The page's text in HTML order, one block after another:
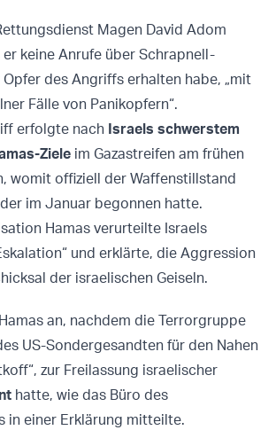
Magen David Adom
keine Anrufe über Schrapnell-
des Angriffs erhalten habe, „mit
Fälle von Panikopfern“.
erfolgte nach Israels schwerstem
Ziele im Gazastreifen am frühen
womit offiziell der Waffenstillstand
im Januar begonnen hatte.
Hamas verurteilte Israels
und erklärte, die Aggression
der israelischen Geiseln.
an, nachdem die Terrorgruppe
US-Sondergesandten für den Nahen
zur Freilassung israelischer
hatte, wie das Büro des
in einer Erklärung mitteilte.